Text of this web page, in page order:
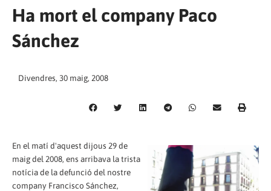
Ha mort el company Paco
Sánchez
Divendres, 30 maig, 2008
En el matí d'aquest dijous 29 de
maig del 2008, ens arribava la trista
notícia de la defunció del nostre
company Francisco Sánchez,